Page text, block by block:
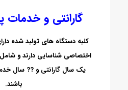
گارانتی و
کلیه دستگاه های تولید شده
اختصاصی شناسایی دارند و
یک سال گارانتی و ?? سال
باشند.